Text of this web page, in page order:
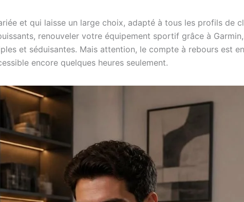
et qui laisse un large choix, adapté à tous les profils de
renouveler votre équipement sportif grâce à
et séduisantes. Mais attention, le compte à rebours est
encore quelques heures seulement.